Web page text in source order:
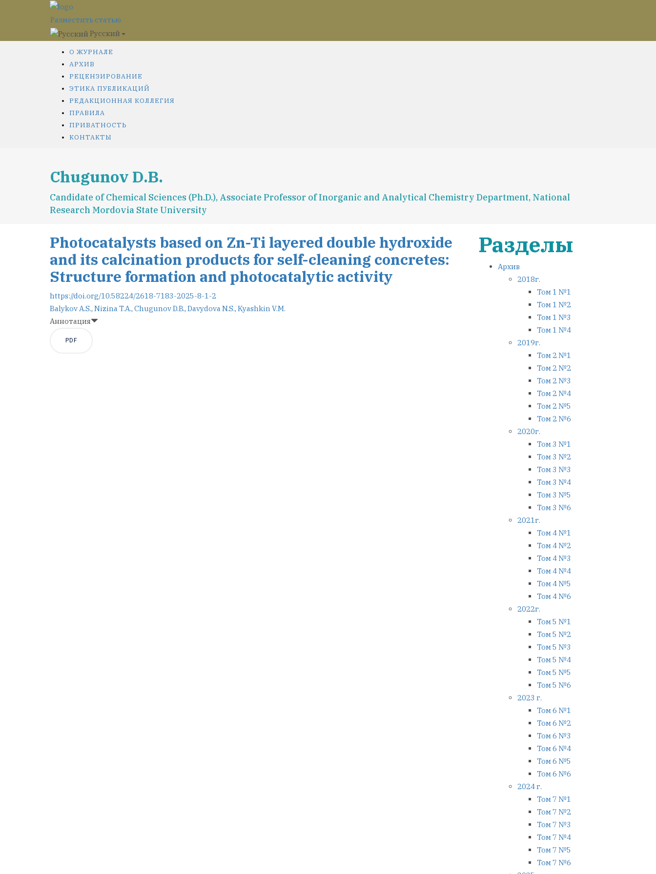
Разместить статью
Русский
О ЖУРНАЛЕ
АРХИВ
РЕЦЕНЗИРОВАНИЕ
ЭТИКА ПУБЛИКАЦИЙ
РЕДАКЦИОННАЯ КОЛЛЕГИЯ
ПРАВИЛА
ПРИВАТНОСТЬ
КОНТАКТЫ
Chugunov D.B.
Candidate of Chemical Sciences (Ph.D.), Associate Professor of Inorganic and Analytical Chemistry Department, National
Research Mordovia State University
Photocatalysts based on Zn-Ti layered double hydroxide
and its calcination products for self-cleaning concretes:
Structure formation and photocatalytic activity
https://doi.org/10.58224/2618-7183-2025-8-1-2
Balykov A.S., Nizina T.A., Chugunov D.B., Davydova N.S., Kyashkin V.M.
Аннотация
PDF
Разделы
Архив
2018г.
Том 1 №1
Том 1 №2
Том 1 №3
Том 1 №4
2019г.
Том 2 №1
Том 2 №2
Том 2 №3
Том 2 №4
Том 2 №5
Том 2 №6
2020г.
Том 3 №1
Том 3 №2
Том 3 №3
Том 3 №4
Том 3 №5
Том 3 №6
2021г.
Том 4 №1
Том 4 №2
Том 4 №3
Том 4 №4
Том 4 №5
Том 4 №6
2022г.
Том 5 №1
Том 5 №2
Том 5 №3
Том 5 №4
Том 5 №5
Том 5 №6
2023 г.
Том 6 №1
Том 6 №2
Том 6 №3
Том 6 №4
Том 6 №5
Том 6 №6
2024 г.
Том 7 №1
Том 7 №2
Том 7 №3
Том 7 №4
Том 7 №5
Том 7 №6